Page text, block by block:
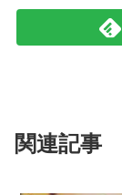
関連記事